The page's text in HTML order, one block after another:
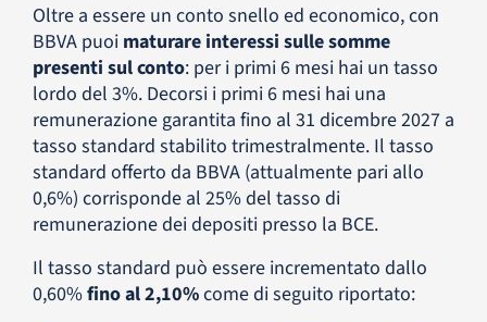
Oltre a essere un conto snello ed economico, con
BBVA puoi maturare interessi sulle somme
presenti sul conto: per i primi 6 mesi hai un tasso
lordo del 3%. Decorsi i primi 6 mesi hai una
remunerazione garantita fino al 31 dicembre 2027 a
tasso standard stabilito trimestralmente. Il tasso
standard offerto da BBVA (attualmente pari allo
0,6%) corrisponde al 25% del tasso di
remunerazione dei depositi presso la BCE.
Il tasso standard può essere incrementato dallo
0,60%fino al 2,10%come di seguito riportato: